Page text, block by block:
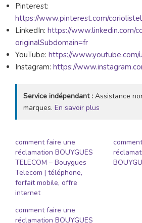
Pinterest:
https://www.pinterest.com/
LinkedIn: https://www.linkedin.com/
originalSubdomain=fr
YouTube: https://www.youtube.com/
Instagram: https://
Service indépendant : Assistance
marques. En savoir plus
comment faire une
réclamation BOUYGUES
TELECOM – Bouygues
Telecom | téléphone,
forfait mobile, offre
internet
comment faire une
réclamation BOUYGUES